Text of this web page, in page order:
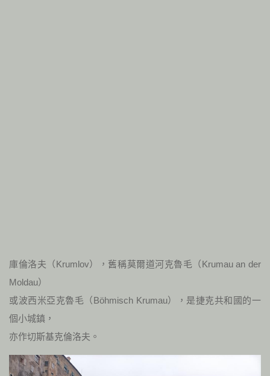
庫倫洛夫（Krumlov），舊稱莫爾道河克魯毛（Krumau an der
Moldau）
或波西米亞克魯毛（Böhmisch Krumau），是捷克共和國的一
個小城鎮，
亦作切斯基克倫洛夫。